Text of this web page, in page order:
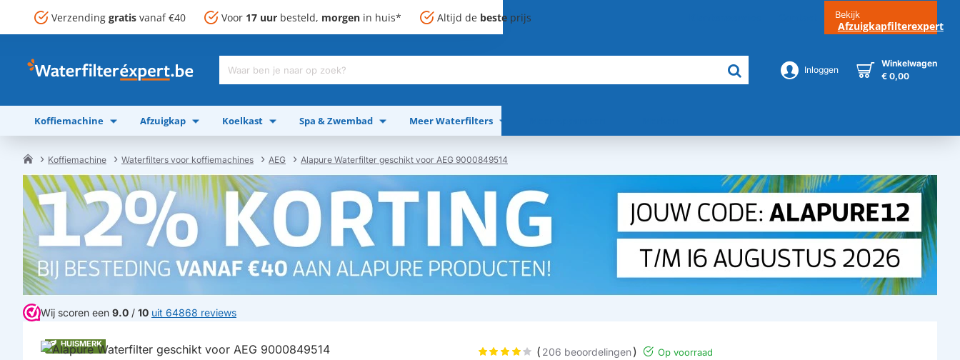
Verzending gratis vanaf €40 Voor 17 uur besteld, morgen in huis* Altijd de beste prijs Bekijk
Afzuigkapfilterexpert
Waar
je
naar
op
Inloggen
Winkelwagen
€ 0,00
Koffiemachine Afzuigkap Koelkast Spa & Zwembad Meer Waterfilters
Koffiemachine Waterfilters voor koffiemachines AEG Alapure Waterfilter geschikt voor AEG 9000849514
Wij scoren een 9.0 / 10 uit 64868 reviews
HUISMERK
( 206 beoordelingen) Op voorraad